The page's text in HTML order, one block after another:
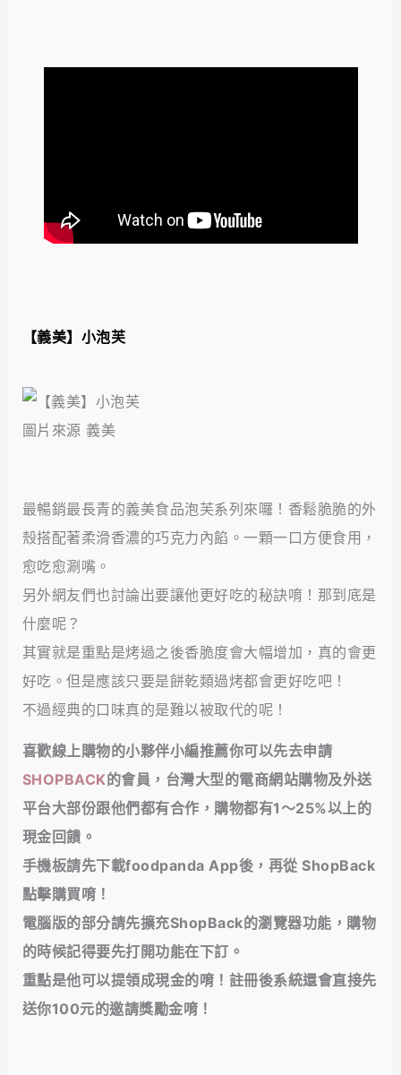
【義美】小泡芙
圖片來源 義美
最暢銷最長青的義美食品泡芙系列來囉！香鬆脆脆的外
殼搭配著柔滑香濃的巧克力內餡。一顆一口方便食用，
愈吃愈涮嘴。
另外網友們也討論出要讓他更好吃的秘訣唷！那到底是
什麼呢？
其實就是重點是烤過之後香脆度會大幅增加，真的會更
好吃。但是應該只要是餅乾類過烤都會更好吃吧！
不過經典的口味真的是難以被取代的呢！
喜歡線上購物的小夥伴小編推薦你可以先去申請
SHOPBACK的會員，台灣大型的電商網站購物及外送
平台大部份跟他們都有合作，購物都有1～25%以上的
現金回饋 。
手機板請先下載foodpanda App後，再從 ShopBack
點擊購買唷！
電腦版的部分請先擴充ShopBack的瀏覽器功能，購物
的時候記得要先打開功能在下訂。
重點是他可以提領成現金的唷！註冊後系統還會直接先
送你100元的邀請獎勵金唷！